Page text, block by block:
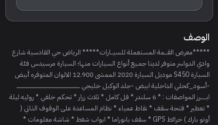
الوصف
*****معرض القـــمة المستعملة للسيــارات***** الرياض حي القادسية شارع
وادي الدواسر متوفر لدينا جمـيع أنواع السيارات منها؛ السيارة مرسيدس فئة
السيارة S450 موديل السيارة 2020 الممشى 12.900 الالوان المتوفره أبيض
-أسود_كحلي الداخلية ابيض -جلد الوكيل خليجي ـــــــــــــــــــــــــــــــــــــــــــــــــــــــــــــــــ
ابــــــرز المواصفات : * 6 سلندر * فل كامل * ثلاث زرار * تحكم خلفي * روئيه ليلة
* تعطير * فتحة سقف * نقاط عمياء * نظام المساعدة على الوقوف الذاتي (
أوتو بارك ) خرائط GPS * سقف بانوراما * ابواب شفط * شاشة معلومات *